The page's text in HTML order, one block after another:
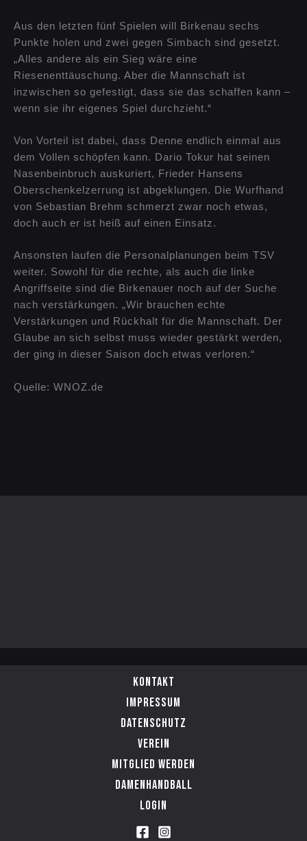
Aus den letzten fünf Spielen will Birkenau sechs
Punkte holen und zwei gegen Simbach sind gesetzt.
„Alles andere als ein Sieg wäre eine
Riesenenttäuschung. Aber die Mannschaft ist
inzwischen so gefestigt, dass sie das schaffen kann –
wenn sie ihr eigenes Spiel durchzieht.“
Von Vorteil ist dabei, dass Denne endlich einmal aus
dem Vollen schöpfen kann. Dario Tokur hat seinen
Nasenbeinbruch auskuriert, Frieder Hansens
Oberschenkelzerrung ist abgeklungen. Die Wurfhand
von Sebastian Brehm schmerzt zwar noch etwas,
doch auch er ist heiß auf einen Einsatz.
Ansonsten laufen die Personalplanungen beim TSV
weiter. Sowohl für die rechte, als auch die linke
Angriffseite sind die Birkenauer noch auf der Suche
nach verstärkungen. „Wir brauchen echte
Verstärkungen und Rückhalt für die Mannschaft. Der
Glaube an sich selbst muss wieder gestärkt werden,
der ging in dieser Saison doch etwas verloren.“
Quelle: WNOZ.de
Kontakt
Impressum
Datenschutz
Verein
Mitglied werden
Damenhandball
Login